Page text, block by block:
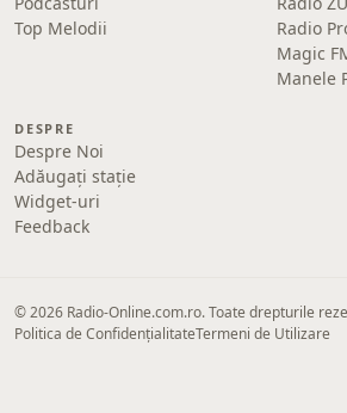
Top Melodii
Radio
Magic
Manele
DESPRE
Despre Noi
Adăugați stație
Widget-uri
Feedback
© 2026 Radio-Online.com.ro. Toate drepturile
Politica de ConfidențialitateTermeni de Utilizare